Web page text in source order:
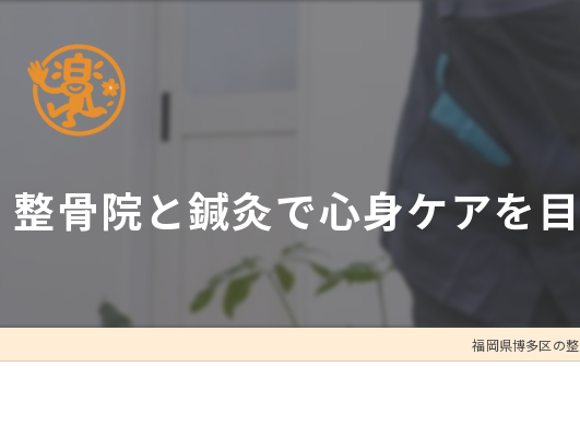
整骨院と鍼灸で心身ケアを
福岡県博多区の